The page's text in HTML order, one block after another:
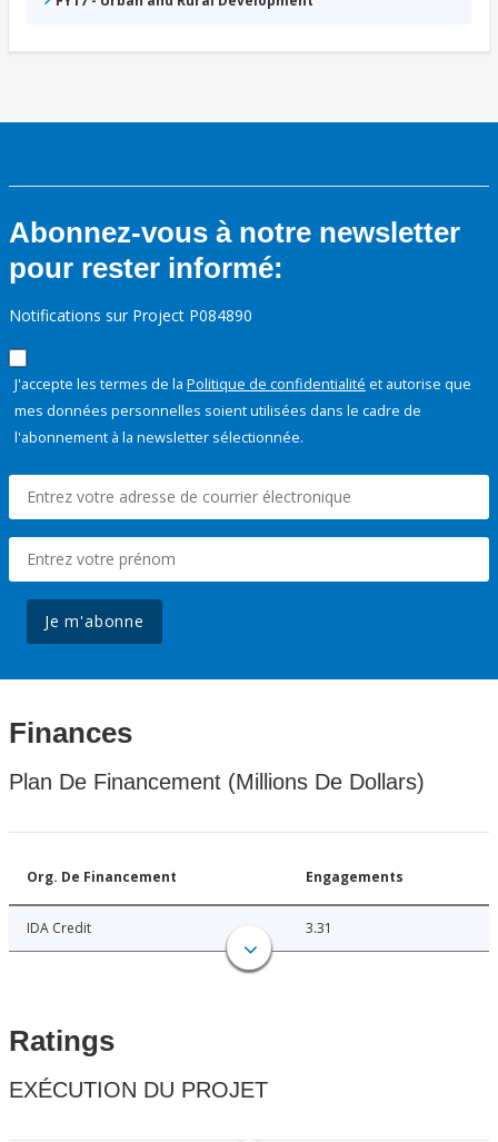
Abonnez-vous à notre newsletter
pour rester informé:
Notifications sur Project P084890
J'accepte les termes de la Politique de confidentialité et autorise que
mes données personnelles soient utilisées dans le cadre de
l'abonnement à la newsletter sélectionnée.
Je m'abonne
Finances
Plan De Financement (Millions De Dollars)
Org. De Financement Engagements
IDA Credit 3.31
Ratings
EXÉCUTION DU PROJET